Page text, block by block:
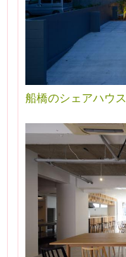
船橋のシェアハウス